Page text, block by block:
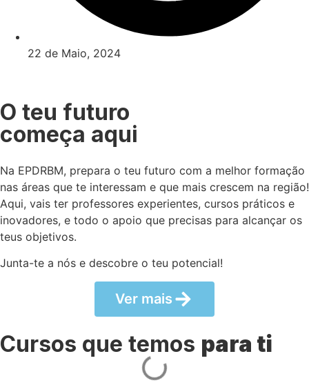
22 de Maio, 2024
O teu futuro
começa aqui
Na EPDRBM, prepara o teu futuro com a melhor formação
nas áreas que te interessam e que mais crescem na região!
Aqui, vais ter professores experientes, cursos práticos e
inovadores, e todo o apoio que precisas para alcançar os
teus objetivos.
Junta-te a nós e descobre o teu potencial!
Ver mais
Cursos que temos para ti